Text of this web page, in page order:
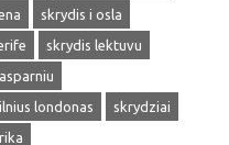
skrydis i osla
skrydis lektuvu
londonas
skrydziai